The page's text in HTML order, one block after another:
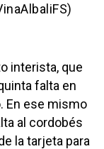
interista, que
falta en
En ese mismo
al cordobés
la tarjeta para